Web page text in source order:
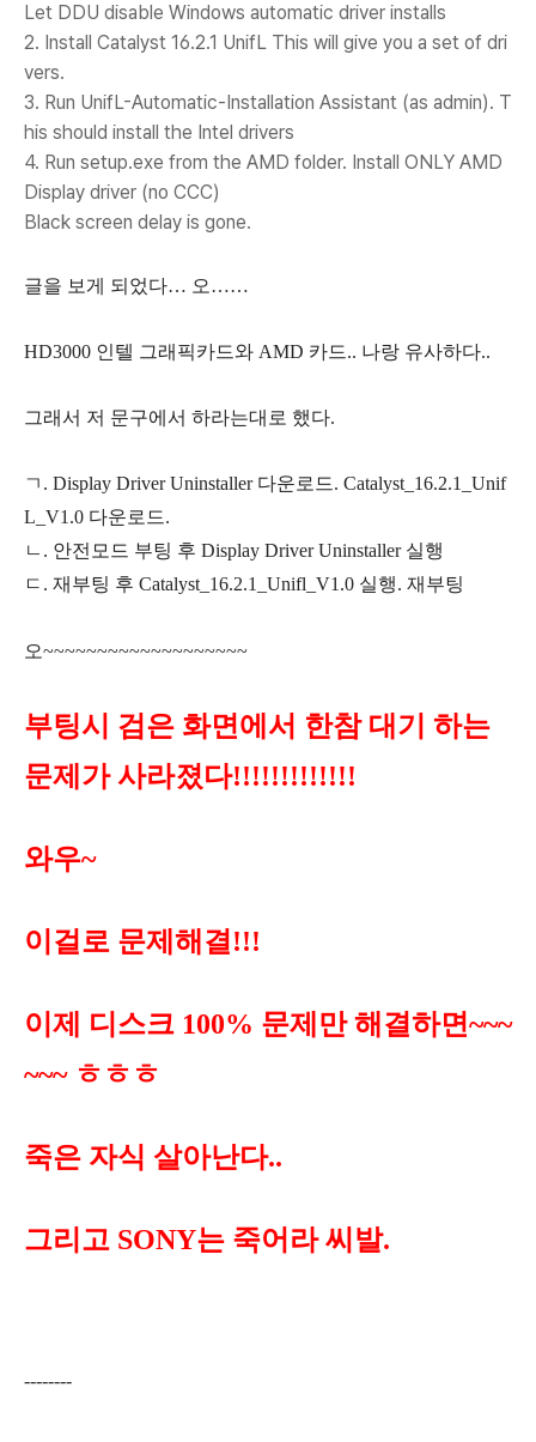
Let DDU disable Windows automatic driver installs
2. Install Catalyst 16.2.1 UnifL This will give you a set of dri
vers.
3. Run UnifL-Automatic-Installation Assistant (as admin). T
his should install the Intel drivers
4. Run setup.exe from the AMD folder. Install ONLY AMD
Display driver (no CCC)
Black screen delay is gone.
글을 보게 되었다… 오……
HD3000 인텔 그래픽카드와 AMD 카드.. 나랑 유사하다..
그래서 저 문구에서 하라는대로 했다.
ㄱ. Display Driver Uninstaller 다운로드. Catalyst_16.2.1_Unif
L_V1.0 다운로드.
ㄴ. 안전모드 부팅 후 Display Driver Uninstaller 실행
ㄷ. 재부팅 후 Catalyst_16.2.1_Unifl_V1.0 실행. 재부팅
오~~~~~~~~~~~~~~~~~~~
부팅시 검은 화면에서 한참 대기 하는
문제가 사라졌다!!!!!!!!!!!!!
와우~
이걸로 문제해결!!!
이제 디스크 100% 문제만 해결하면~~~
~~~ ㅎㅎㅎ
죽은 자식 살아난다..
그리고 SONY는 죽어라 씨발.
--------